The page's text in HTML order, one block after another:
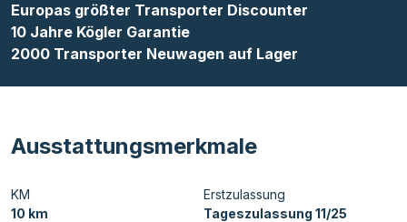
Europas größter Transporter Discounter
10 Jahre Kögler Garantie
2000 Transporter Neuwagen auf Lager
Ausstattungsmerkmale
KM
10 km
Erstzulassung
Tageszulassung 11/25